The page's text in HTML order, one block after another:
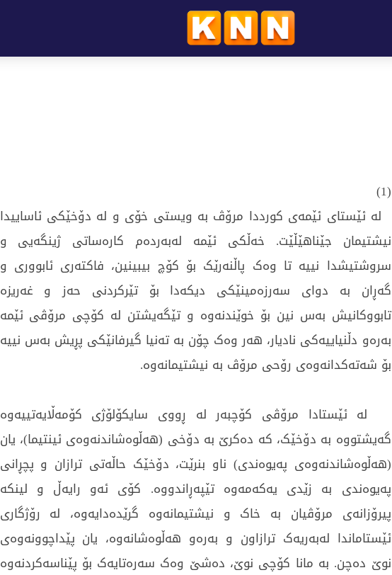
(1)
لە ئێستای ئێمەی کورددا مرۆڤ بە ویستی خۆی و لە دۆخێکی ئاساییدا
نیشتیمان جێناهێڵێت. خەڵکی ئێمە لەبەردەم کارەساتی ژینگەیی و
سروشتیشدا نییە تا وەک پاڵنەرێک بۆ کۆچ بیبینین، فاکتەری ئابووری و
گەڕان بە دوای سەرزەمینێکی دیکەدا بۆ تێرکردنی حەز و غەریزە
تابووکانیش بەس نین بۆ خوێندنەوە و تێگەیشتن لە کۆچی مرۆڤی ئێمە
بەرەو دڵنیاییەکی نادیار، هەر وەک چۆن بە تەنیا گیرفانێکی پڕیش بەس نییە
بۆ شەتەکدانەوەی رۆحی مرۆڤ بە نیشتیمانەوە.
لە ئێستادا مرۆڤی کۆچبەر لە ڕووی سایکۆلۆژی کۆمەڵایەتییەوە
گەیشتووە بە دۆخێک، کە دەکرێ بە دۆخی (هەڵوەشاندنەوەی ئینتیما)، یان
(هەڵوەشاندنەوەی پەیوەندی) ناو بنرێت، دۆخێک حاڵەتی ترازان و پچڕانی
پەیوەندی بە زێدی یەکەمەوە تێپەڕاندووە. کۆی ئەو رایەڵ و لینکە
پیرۆزانەی مرۆڤیان بە خاک و نیشتیمانەوە گرێدەدایەوە، لە رۆژگاری
ئێستاماندا لەبەریەک ترازاون و بەرەو هەڵوەشانەوە، یان پێداچوونەوەی
نوێ دەچن. بە مانا کۆچی نوێ، دەشێ وەک سەرەتایەک بۆ پێناسەکردنەوە